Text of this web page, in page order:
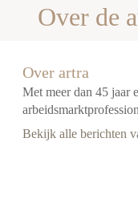
Over de
Over artra
Met meer dan 45 jaar
Bekijk alle berichten